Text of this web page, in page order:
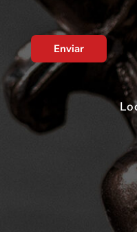
Enviar